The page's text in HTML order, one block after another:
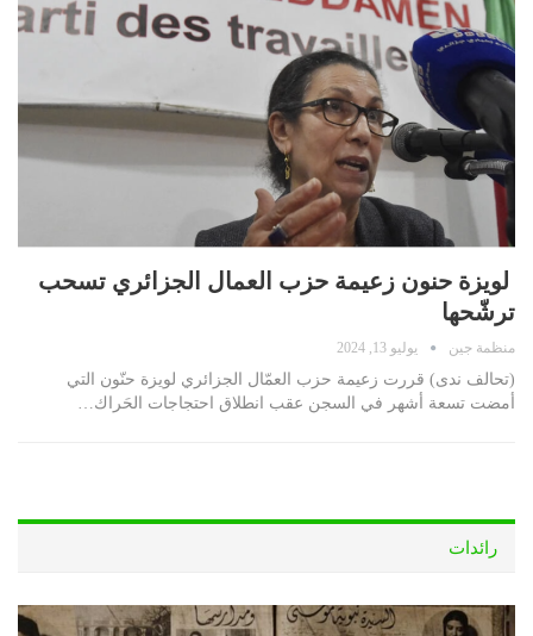
لويزة حنون زعيمة حزب العمال الجزائري تسحب
ترشّحها
منظمة جين يوليو 13, 2024
(تحالف ندى) قررت زعيمة حزب العمّال الجزائري لويزة حنّون التي
أمضت تسعة أشهر في السجن عقب انطلاق احتجاجات الحَراك…
رائدات